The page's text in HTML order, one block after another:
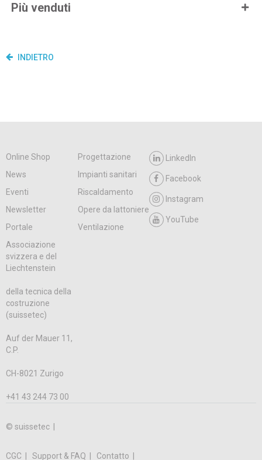
Più venduti
INDIETRO
Online Shop
Progettazione
News
Impianti sanitari
Eventi
Riscaldamento
Newsletter
Opere da lattoniere
Portale
Ventilazione
LinkedIn
Facebook
Instagram
YouTube
Associazione
svizzera e del
Liechtenstein
della tecnica della
costruzione
(suissetec)
Auf der Mauer 11,
C.P.
CH-8021 Zurigo
+41 43 244 73 00
© suissetec |
CGC Support & FAQ Contatto